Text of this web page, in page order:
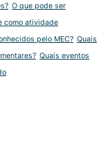
O que pode ser
como atividade
pelo MEC? Quais
Quais eventos